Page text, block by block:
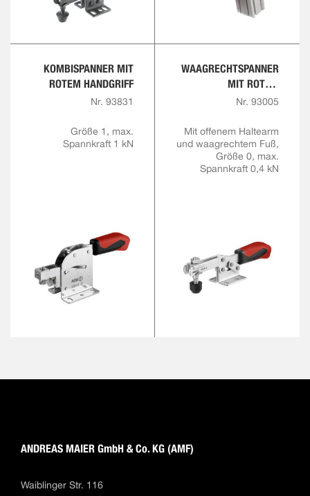
KOMBISPANNER MIT
ROTEM HANDGRIFF
Nr. 93831
Größe 1, max.
Spannkraft 1 kN
WAAGRECHTSPANNER
MIT ROTEM
HANDGRIFF
Nr. 93005
Mit offenem Haltearm
und waagrechtem Fuß,
Größe 0, max.
Spannkraft 0,4 kN
ANDREAS MAIER GmbH & Co. KG (AMF)
Waiblinger Str. 116